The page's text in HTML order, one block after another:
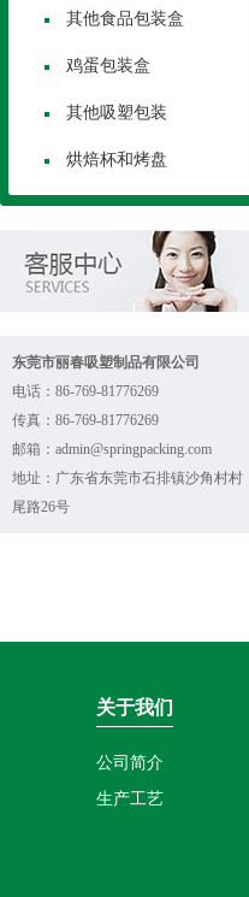
其他食品包装盒
鸡蛋包装盒
其他吸塑包装
烘焙杯和烤盘
东莞市丽春吸塑制品有限公司
电话：86-769-81776269
传真：86-769-81776269
邮箱：admin@springpacking.com
地址：广东省东莞市石排镇沙角村村
尾路26号
关于我们
公司简介
生产工艺